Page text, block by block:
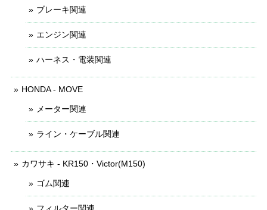
ブレーキ関連
エンジン関連
ハーネス・電装関連
HONDA - MOVE
メーター関連
ライン・ケーブル関連
カワサキ - KR150・Victor(M150)
ゴム関連